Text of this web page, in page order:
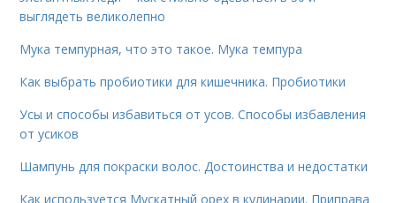
выглядеть великолепно
Мука темпурная, что это такое. Мука темпура
Как выбрать пробиотики для кишечника. Пробиотики
Усы и способы избавиться от усов. Способы избавления
от усиков
Шампунь для покраски волос. Достоинства и недостатки
Как используется Мускатный орех в кулинарии. Приправа